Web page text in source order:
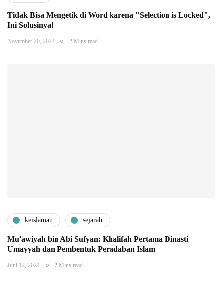
Tidak Bisa Mengetik di Word karena "Selection is Locked",
Ini Solusinya!
November 20, 2024 2 Mins read
keislaman sejarah
Mu'awiyah bin Abi Sufyan: Khalifah Pertama Dinasti
Umayyah dan Pembentuk Peradaban Islam
Juni 12, 2024 2 Mins read